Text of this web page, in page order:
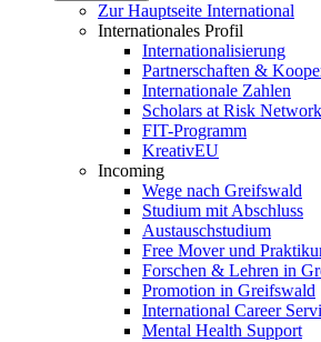
Zur Hauptseite International
Internationales Profil
Internationalisierung
Partnerschaften &
Internationale Zahlen
Scholars at Risk
FIT-Programm
KreativEU
Incoming
Wege nach Greifswald
Studium mit Abschluss
Austauschstudium
Free Mover und
Forschen & Lehren in
Promotion in Greifswald
International Career
Mental Health Support